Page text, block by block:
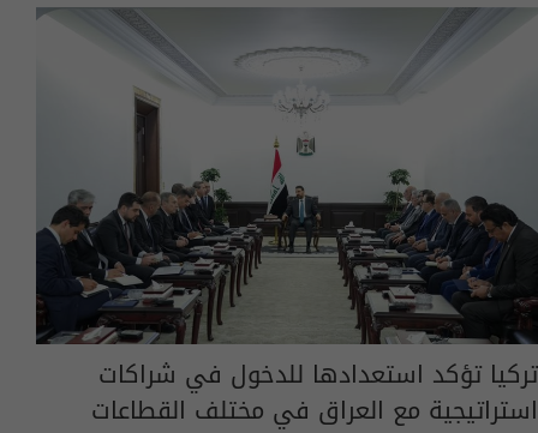
تركيا تؤكد استعدادها للدخول في شراكات
استراتيجية مع العراق في مختلف القطاعات